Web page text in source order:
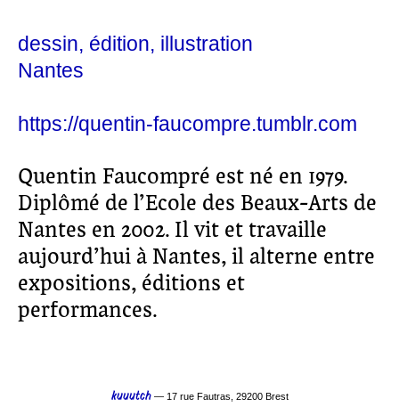
dessin édition illustration
Nantes
https://quentin-faucompre.tumblr.com
Quentin Faucompré est né en 1979.
Diplômé de l’Ecole des Beaux-Arts de
Nantes en 2002. Il vit et travaille
aujourd’hui à Nantes, il alterne entre
expositions, éditions et
performances.
kuuutch— 17 rue Fautras, 29200 Brest